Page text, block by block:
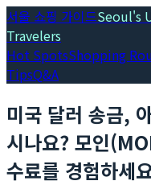
서울 쇼핑 가이드Seoul's
Travelers
Hot SpotsShopping
TipsQ&A
미국 달러 송금,
시나요? 모인
수료를 경험하세